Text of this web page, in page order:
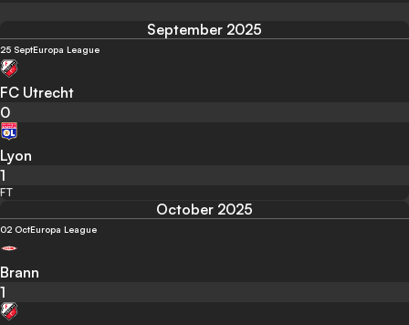
September 2025
25 SeptEuropa League
FC Utrecht
0
Lyon
1
FT
October 2025
02 OctEuropa League
Brann
1